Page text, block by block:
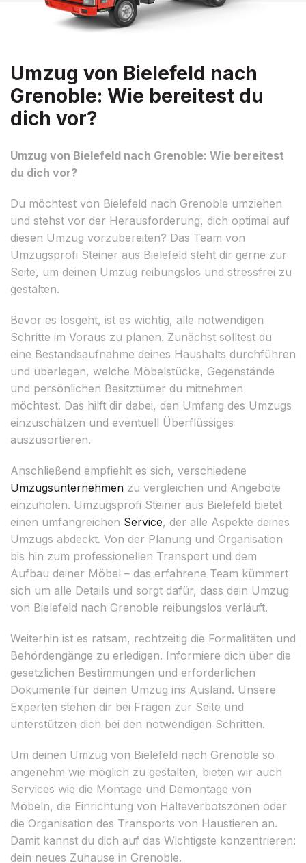
Umzug von Bielefeld nach
Grenoble: Wie bereitest du
dich vor?
Umzug von Bielefeld nach Grenoble: Wie bereitest
du dich vor?
Du möchtest von Bielefeld nach Grenoble umziehen
und stehst vor der Herausforderung, dich optimal auf
diesen Umzug vorzubereiten? Das Team von
Umzugsprofi Steiner aus Bielefeld steht dir gerne zur
Seite, um deinen Umzug reibungslos und stressfrei zu
gestalten.
Bevor es losgeht, ist es wichtig, alle notwendigen
Schritte im Voraus zu planen. Zunächst solltest du
eine Bestandsaufnahme deines Haushalts durchführen
und überlegen, welche Möbelstücke, Gegenstände
und persönlichen Besitztümer du mitnehmen
möchtest. Das hilft dir dabei, den Umfang des Umzugs
einzuschätzen und eventuell Überflüssiges
auszusortieren.
Anschließend empfiehlt es sich, verschiedene
Umzugsunternehmen zu vergleichen und Angebote
einzuholen. Umzugsprofi Steiner aus Bielefeld bietet
einen umfangreichen Service, der alle Aspekte deines
Umzugs abdeckt. Von der Planung und Organisation
bis hin zum professionellen Transport und dem
Aufbau deiner Möbel – das erfahrene Team kümmert
sich um alle Details und sorgt dafür, dass dein Umzug
von Bielefeld nach Grenoble reibungslos verläuft.
Weiterhin ist es ratsam, rechtzeitig die Formalitäten und
Behördengänge zu erledigen. Informiere dich über die
gesetzlichen Bestimmungen und erforderlichen
Dokumente für deinen Umzug ins Ausland. Unsere
Experten stehen dir bei Fragen zur Seite und
unterstützen dich bei den notwendigen Schritten.
Um deinen Umzug von Bielefeld nach Grenoble so
angenehm wie möglich zu gestalten, bieten wir auch
Services wie die Montage und Demontage von
Möbeln, die Einrichtung von Halteverbotszonen oder
die Organisation des Transports von Haustieren an.
Damit kannst du dich auf das Wichtigste konzentrieren:
dein neues Zuhause in Grenoble.